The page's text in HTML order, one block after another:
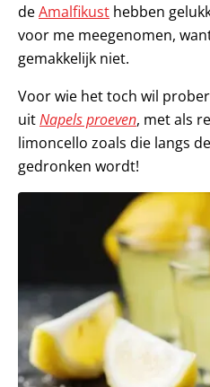
deAmalfikust hebben
voor me meegenomen,
gemakkelijk niet.
Voor wie het toch wil
uitNapels proeven, met als
limoncello zoals die langs
gedronken wordt!